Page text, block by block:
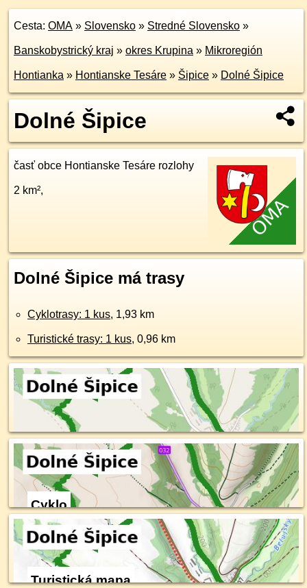
Cesta: OMA » Slovensko » Stredné Slovensko »
Banskobystrický kraj » okres Krupina » Mikroregión
Hontianka » Hontianske Tesáre » Šipice » Dolné Šipice
Dolné Šipice
časť obce Hontianske Tesáre rozlohy
2 km²,
Dolné Šipice má trasy
Cyklotrasy: 1 kus, 1,93 km
Turistické trasy: 1 kus, 0,96 km
Cyklo
Turistická mapa